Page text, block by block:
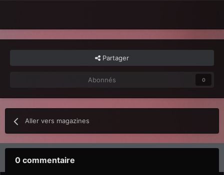
Partager
Abonnés 0
Aller vers magazines
0 commentaire